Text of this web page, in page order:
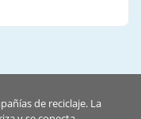
de reciclaje. La